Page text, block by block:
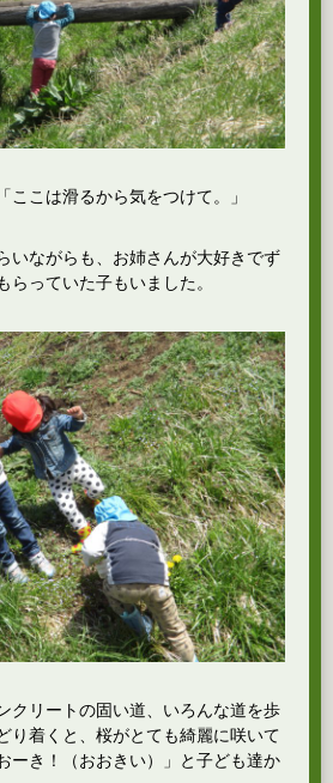
ここは滑るから気をつけて。」
いながらも、お姉さんが大好きでず
らっていた子もいました。
クリートの固い道、いろんな道を歩
り着くと、桜がとても綺麗に咲いて
ーき！（おおきい）」と子ども達か